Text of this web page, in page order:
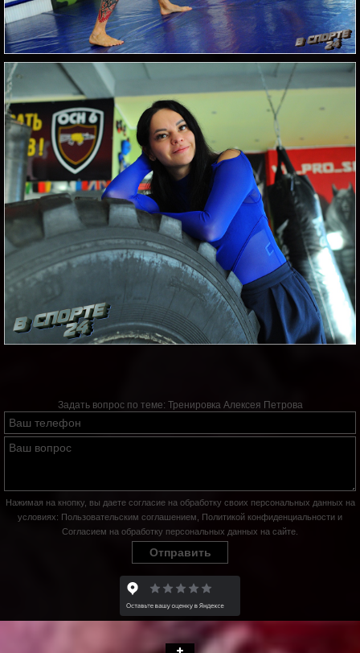
Задать вопрос по теме: Тренировка Алексея Петрова
Нажимая на кнопку, вы даете согласие на обработку своих персональных данных на
условиях: Пользовательским соглашением Политикой конфиденциальности и
Согласием на обработку персональных данных на сайте
Отправить